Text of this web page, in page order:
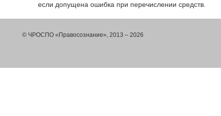
если допущена ошибка при перечислении средств.
© ЧРОСПО «Правосознание», 2013 – 2026